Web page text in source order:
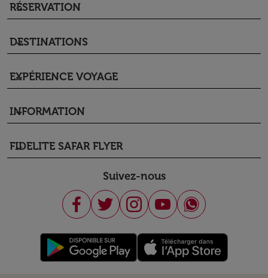
RÉSERVATION
keyboard_arrow_down
DESTINATIONS
keyboard_arrow_down
EXPÉRIENCE VOYAGE
keyboard_arrow_down
INFORMATION
keyboard_arrow_down
FIDELITE SAFAR FLYER
keyboard_arrow_down
Suivez-nous